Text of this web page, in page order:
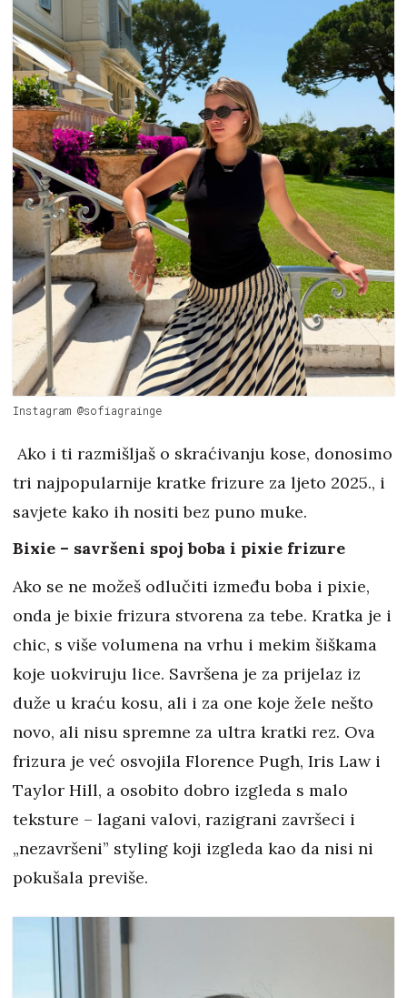
Instagram @sofiagrainge
Ako i ti razmišljaš o skraćivanju kose, donosimo
tri najpopularnije kratke frizure za ljeto 2025., i
savjete kako ih nositi bez puno muke.
Bixie – savršeni spoj boba i pixie frizure
Ako se ne možeš odlučiti između boba i pixie,
onda je bixie frizura stvorena za tebe. Kratka je i
chic, s više volumena na vrhu i mekim šiškama
koje uokviruju lice. Savršena je za prijelaz iz
duže u kraću kosu, ali i za one koje žele nešto
novo, ali nisu spremne za ultra kratki rez. Ova
frizura je već osvojila Florence Pugh, Iris Law i
Taylor Hill, a osobito dobro izgleda s malo
teksture – lagani valovi, razigrani završeci i
„nezavršeni” styling koji izgleda kao da nisi ni
pokušala previše.